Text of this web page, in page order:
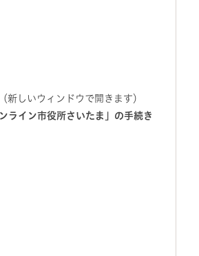
新しいウィンドウで開きます）
ライン市役所さいたま」の手続き